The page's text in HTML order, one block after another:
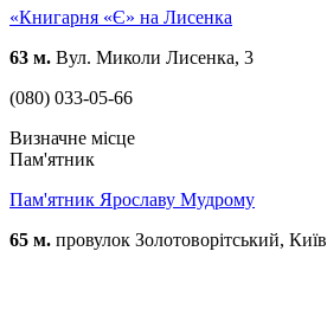
«Книгарня «Є» на Лисенка
63 м. Вул. Миколи Лисенка, 3
(080) 033-05-66
Визначне місце
Пам'ятник
Пам'ятник Ярославу Мудрому
65 м. провулок Золотоворітський, Київ